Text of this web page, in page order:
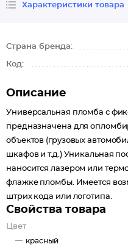
Характеристики товара
Страна бренда:
Код:
Описание
Универсальная пломба с
предназначена для
объектов (грузовых
шкафов и т.д.) Уникальная
наносится лазером или
флажке пломбы. Имеется
штрих кода или логотипа.
Свойства товара
Цвет
красный